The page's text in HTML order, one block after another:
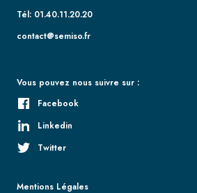
Tél: 01.40.11.20.20
contact@semiso.fr
Vous pouvez nous suivre sur :
Facebook
Linkedin
Twitter
Mentions Légales